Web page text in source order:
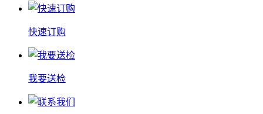
快速订购
我要送检